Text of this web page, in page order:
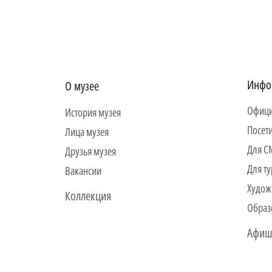
О музее
История музея
Лица музея
Друзья музея
Вакансии
Коллекция
Для
Для